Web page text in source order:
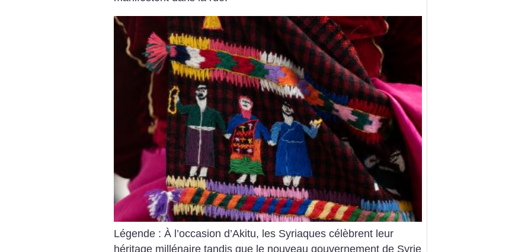
Légende : À l’occasion d’Akitu, les Syriaques célèbrent leur
héritage millénaire tandis que le nouveau gouvernement de Syrie